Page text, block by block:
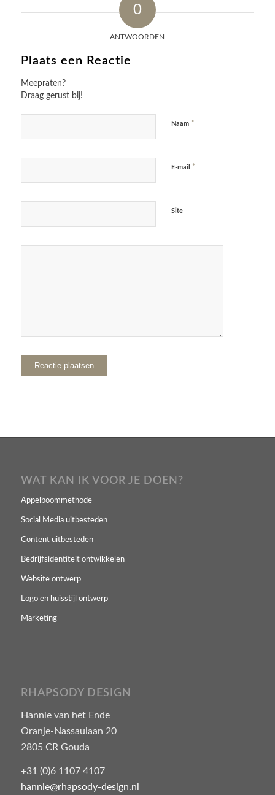
0
ANTWOORDEN
Plaats een Reactie
Meepraten?
Draag gerust bij!
Naam *
E-mail *
Site
WAT KAN IK VOOR JE DOEN?
Appelboommethode
Social Media uitbesteden
Content uitbesteden
Bedrijfsidentiteit ontwikkelen
Website ontwerp
Logo en huisstijl ontwerp
Marketing
RHAPSODY DESIGN
Hannie van het Ende
Oranje-Nassaulaan 20
2805 CR Gouda
+31 (0)6 1107 4107
hannie@rhapsody-design.nl